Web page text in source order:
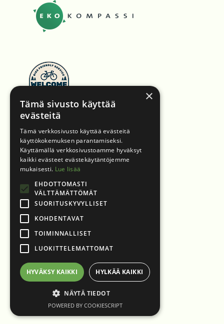
×
Tämä sivusto käyttää
evästeitä
Tämä verkkosivusto käyttää evästeitä
käyttökokemuksen parantamiseksi.
Käyttämällä verkkosivustoamme hyväksyt
kaikki evästeet evästekäytäntöjemme
mukaisesti. Lue lisää
EHDOTTOMASTI
VÄLTTÄMÄTTÖMÄT
SUORITUSKYVYLLISET
KOHDENTAVAT
TOIMINNALLISET
LUOKITTELEMATTOMAT
HYVÄKSY KAIKKI HYLKÄÄ KAIKKI
NÄYTÄ TIEDOT
POWERED BY COOKIESCRIPT